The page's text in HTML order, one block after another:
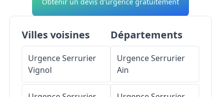
Villes voisines
Urgence Serrurier
Vignol
Départements
Urgence Serrurier
Ain